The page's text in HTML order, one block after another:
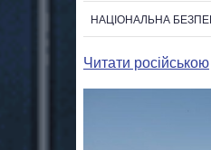
НАЦІОНАЛЬНА
Читати російською